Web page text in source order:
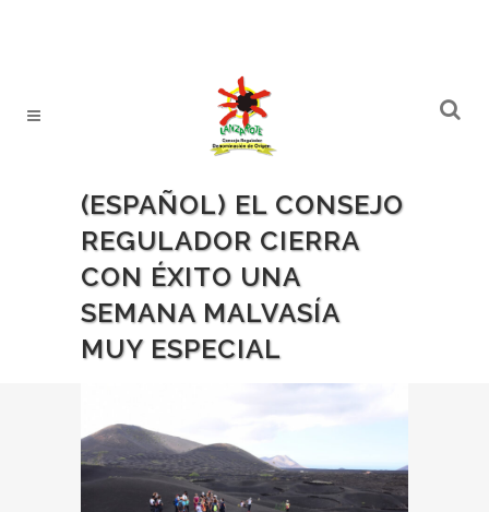
(ESPAÑOL) EL CONSEJO
REGULADOR CIERRA
CON ÉXITO UNA
SEMANA MALVASÍA
MUY ESPECIAL